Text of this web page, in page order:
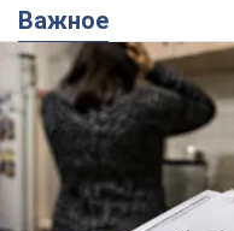
Важное